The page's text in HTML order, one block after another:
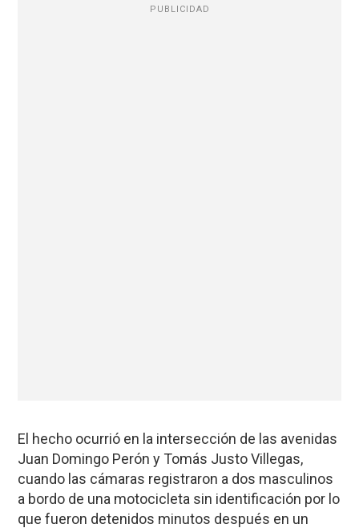
PUBLICIDAD
El hecho ocurrió en la intersección de las avenidas
Juan Domingo Perón y Tomás Justo Villegas,
cuando las cámaras registraron a dos masculinos
a bordo de una motocicleta sin identificación por lo
que fueron detenidos minutos después en un